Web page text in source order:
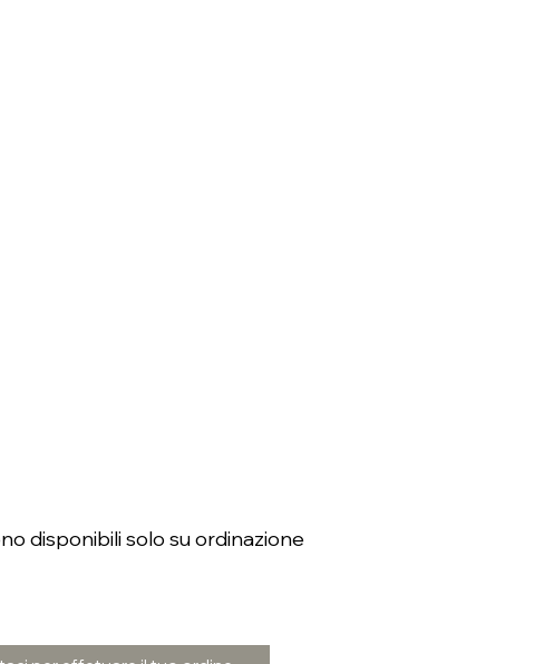
disponibili solo su ordinazione